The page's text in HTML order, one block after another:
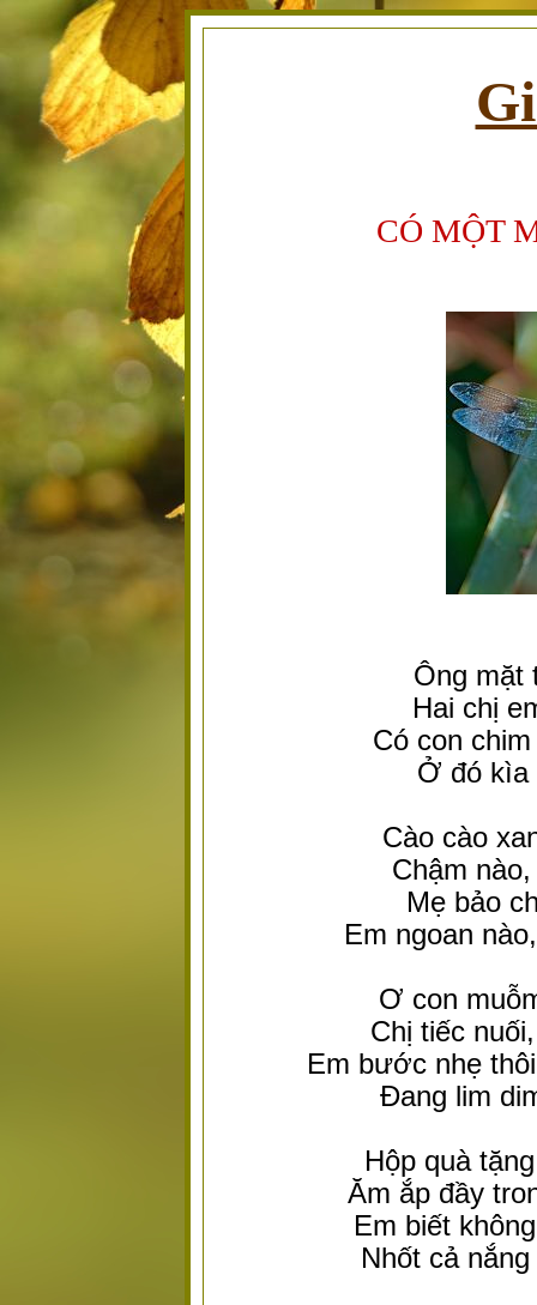
CÓ MỘT
Ông mặt
Hai chị
Có con
Ở đó kìa
Cào cào
Chậm
Mẹ bảo
Em ngoan
Ơ con
Chị tiếc
Em bước nhẹ
Đang lim
Hộp quà
Ăm ắp đầy
Em biết
Nhốt cả